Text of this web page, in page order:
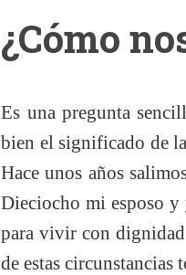
¿Cómo
Es una pregunta
bien el significado de
Hace unos años
Dieciocho mi esposo y
para vivir con dignidad
de estas circunstancias